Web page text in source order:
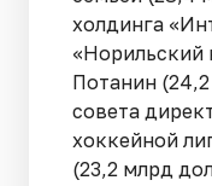
холдинга
«Норильский
Потанин
совета
хоккейной
(23,2 млрд